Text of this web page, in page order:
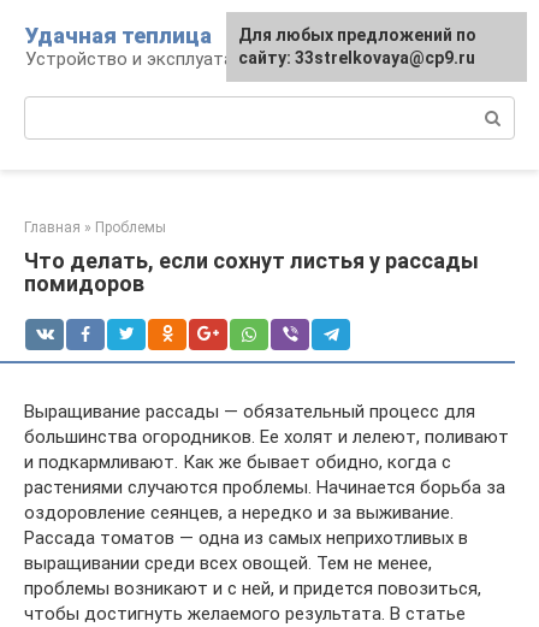
контенту
Удачная теплица
Устройство и эксплуатация теплиц
Главная » Проблемы
Что делать, если сохнут листья у рассады
помидоров
Выращивание рассады — обязательный процесс для
большинства огородников. Ее холят и лелеют, поливают
и подкармливают. Как же бывает обидно, когда с
растениями случаются проблемы. Начинается борьба за
оздоровление сеянцев, а нередко и за выживание.
Рассада томатов — одна из самых неприхотливых в
выращивании среди всех овощей. Тем не менее,
проблемы возникают и с ней, и придется повозиться,
чтобы достигнуть желаемого результата. В статье
Для любых предложений по
сайту: 33strelkovaya@cp9.ru